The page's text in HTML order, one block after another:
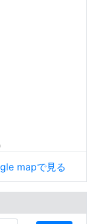
mapで見る